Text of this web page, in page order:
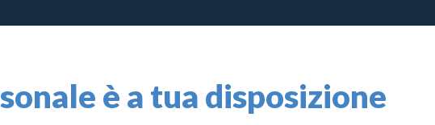
è a tua disposizione